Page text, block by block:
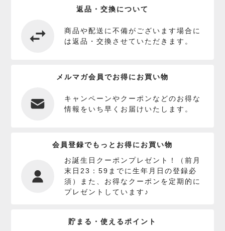
返品・交換について
商品や配送に不備がございます場合に
は返品・交換させていただきます。
メルマガ会員でお得にお買い物
キャンペーンやクーポンなどのお得な
情報をいち早くお届けいたします。
会員登録でもっとお得にお買い物
お誕生日クーポンプレゼント！（前月
末日23：59までに生年月日の登録必
須）また、お得なクーポンを定期的に
プレゼントしています♪
貯まる・使えるポイント